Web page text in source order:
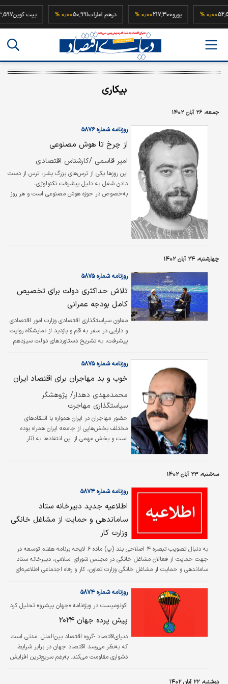
52,500,000 یورو217,300 درهم امارات50,991 بیت
بیکاری
جمعه، ۲۶ آبان ۱۴۰۲
روزنامه شماره ۵۸۷۶
از چرخ تا هوش مصنوعی
امیر قاسمی /کارشناس اقتصادی
این روزها یکی از ترس‌‌‌های بزرگ بشر، ترس از دست
دادن شغل به دلیل پیشرفت تکنولوژی،
به‌خصوص در حوزه هوش مصنوعی است و هر روز
چهارشنبه، ۲۴ آبان ۱۴۰۲
روزنامه شماره ۵۸۷۵
تلاش حداکثری دولت برای تخصیص
کامل بودجه عمرانی
معاون سیاستگذاری اقتصادی وزارت امور اقتصادی
و دارایی در سفر به قم و بازدید از نمایشگاه روایت
پیشرفت، به تشریح دستاوردهای دولت سیزدهم
دوران رکود و سرمایه‌گذاری منفی، تاکید کرد: در
کاهش نرخ بیکاری و افزایش نرخ مشارکت بوده‌ایم.
روزنامه شماره ۵۸۷۵
خوب و بد مهاجران برای اقتصاد ایران
محمدمهدی دهدار/ پژوهشگر
سیاستگذاری مهاجرت
حضور مهاجران در ایران همواره با انتقادهای
مختلف بخش‌‌‌هایی از جامعه ایران همراه بوده
است و بخش مهمی از این انتقادها به آثار
نیروی کار ایرانی در چنین مشاغلی شده‌‌‌اند. از
برای اقتصاد ایران، فشار بر منابع طبیعی از یک‌سو
و فشار بر اقتصاد ایران به‌واسطه هزینه‌‌‌های آنها…
سه‌شنبه، ۲۳ آبان ۱۴۰۲
روزنامه شماره ۵۸۷۴
اطلاعیه جدید دبیرخانه ستاد
ساماندهی و حمایت از مشاغل خانگی
وزارت کار
به‌ دنبال تصویب تبصره ۴ اصلاحی بند (پ) ماده ۶ لایحه برنامه هفتم توسعه در
جهت حمایت از فعالان مشاغل خانگی در مجلس شورای اسلامی، دبیرخانه ستاد
ساماندهی و حمایت از مشاغل خانگی وزارت تعاون، کار و رفاه اجتماعی اطلاعیه‌ای
اکونومیست در ویژه‌نامه «جهان پیش‏رو» تحلیل کرد
روزنامه شماره ۵۸۷۴
پیش پرده جهان ۲۰۲۴
دنیای‌اقتصاد -گروه اقتصاد بین‌الملل: مدتی ا‌ست
که به‌نظر می‌رسد اقتصاد جهان در برابر شرایط
دشواری مقاومت می‌کند. به‌رغم سریع‌ترین افزایش
دوشنبه، ۲۲ آبان ۱۴۰۲